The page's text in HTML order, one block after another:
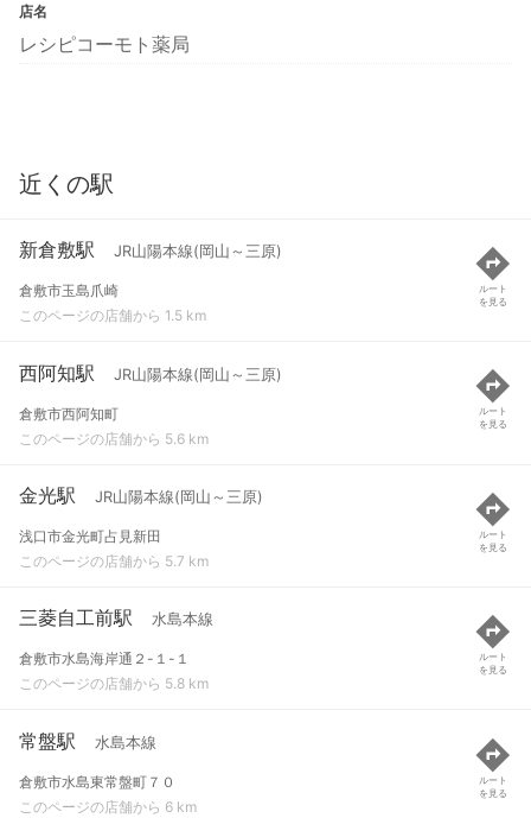
店名
レシピコーモト薬局
近くの駅
新倉敷駅 JR山陽本線(岡山～三原)
倉敷市玉島爪崎
このページの店舗から 1.5 km
ルート
を見る
西阿知駅 JR山陽本線(岡山～三原)
倉敷市西阿知町
このページの店舗から 5.6 km
ルート
を見る
金光駅 JR山陽本線(岡山～三原)
浅口市金光町占見新田
このページの店舗から 5.7 km
ルート
を見る
三菱自工前駅 水島本線
倉敷市水島海岸通２-１-１
このページの店舗から 5.8 km
ルート
を見る
常盤駅 水島本線
倉敷市水島東常盤町７０
このページの店舗から 6 km
ルート
を見る